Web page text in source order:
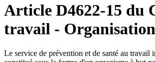
Article D4622-15 du
travail -
Le service de prévention et de santé au travail